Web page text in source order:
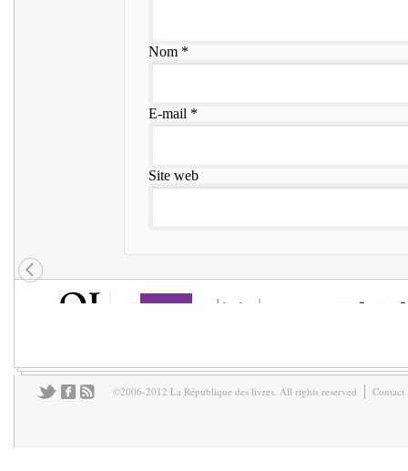
Nom*
E-mail *
Site web
©2006-2012 La République des livres. All rights reserved Contact